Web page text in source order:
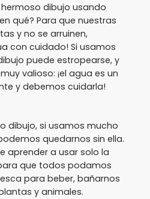
dibujo usando
qué? Para que nuestras
y no se arruinen,
con cuidado! Si usamos
puede estropearse, y
valioso: ¡el agua es un
y debemos cuidarla!
dibujo, si usamos mucho
quedarnos sin ella.
aprender a usar solo la
que todos podamos
para beber, bañarnos
y animales.